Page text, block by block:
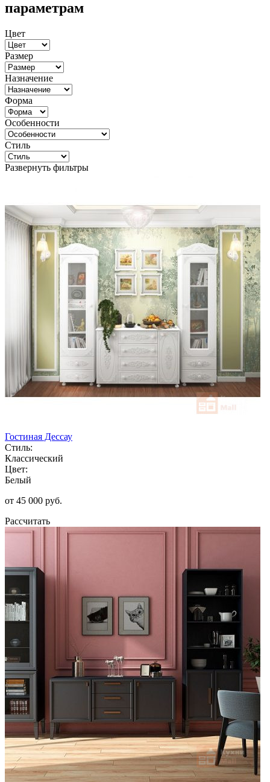
параметрам
Цвет
Размер
Назначение
Форма
Особенности
Стиль
Развернуть фильтры
Гостиная Дессау
Стиль:
Классический
Цвет:
Белый
от 45 000 руб.
Рассчитать